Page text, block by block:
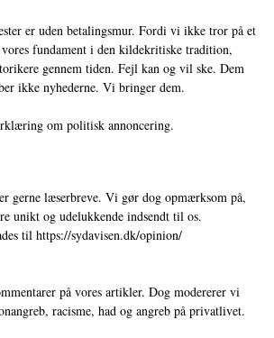
er uden betalingsmur. Fordi vi ikke tror på et
fundament i den kildekritiske tradition,
gennem tiden. Fejl kan og vil ske. Dem
ikke nyhederne. Vi bringer dem.
om politisk annoncering.
gerne læserbreve. Vi gør dog opmærksom på,
unikt og udelukkende indsendt til os.
til https://sydavisen.dk/opinion/
på vores artikler. Dog modererer vi
racisme, had og angreb på privatlivet.